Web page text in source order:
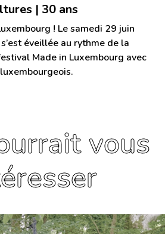
| 30 ans
! Le samedi 29 juin
éveillée au rythme de la
Made in Luxembourg avec
vous